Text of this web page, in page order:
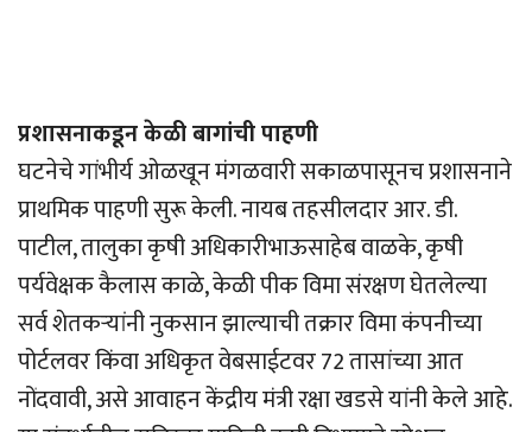
प्रशासनाकडून केळी बागांची पाहणी
घटनेचे गांभीर्य ओळखून मंगळवारी सकाळपासूनच प्रशासनाने
प्राथमिक पाहणी सुरू केली. नायब तहसीलदार आर. डी.
पाटील, तालुका कृषी अधिकारीभाऊसाहेब वाळके, कृषी
पर्यवेक्षक कैलास काळे, केळी पीक विमा संरक्षण घेतलेल्या
सर्व शेतकर्‍यांनी नुकसान झाल्याची तक्रार विमा कंपनीच्या
पोर्टलवर किंवा अधिकृत वेबसाईटवर 72 तासांच्या आत
नोंदवावी, असे आवाहन केंद्रीय मंत्री रक्षा खडसे यांनी केले आहे.